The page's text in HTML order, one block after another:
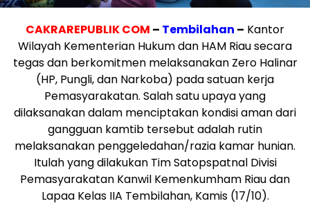
CAKRAREPUBLIK COM – Tembilahan – Kantor
Wilayah Kementerian Hukum dan HAM Riau secara
tegas dan berkomitmen melaksanakan Zero Halinar
(HP, Pungli, dan Narkoba) pada satuan kerja
Pemasyarakatan. Salah satu upaya yang
dilaksanakan dalam menciptakan kondisi aman dari
gangguan kamtib tersebut adalah rutin
melaksanakan penggeledahan/razia kamar hunian.
Itulah yang dilakukan Tim Satopspatnal Divisi
Pemasyarakatan Kanwil Kemenkumham Riau dan
Lapaa Kelas IIA Tembilahan, Kamis (17/10).